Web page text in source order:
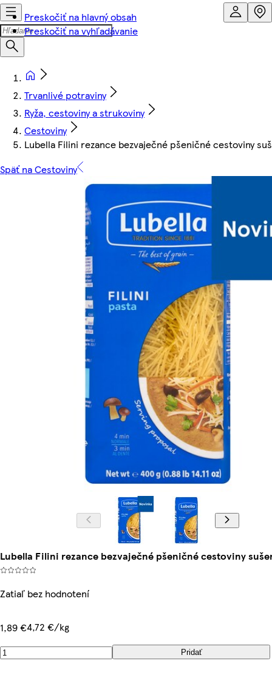
Preskočiť na hlavný obsah
Preskočiť na vyhľadávanie
Trvanlivé potraviny
Ryža, cestoviny a strukoviny
Cestoviny
Lubella Filini rezance bezvaječné pšeničné cestoviny
Späť na Cestoviny
Lubella Filini rezance bezvaječné pšeničné cestoviny
Zatiaľ bez hodnotení
1,89 €4,72 €/kg
Pridať